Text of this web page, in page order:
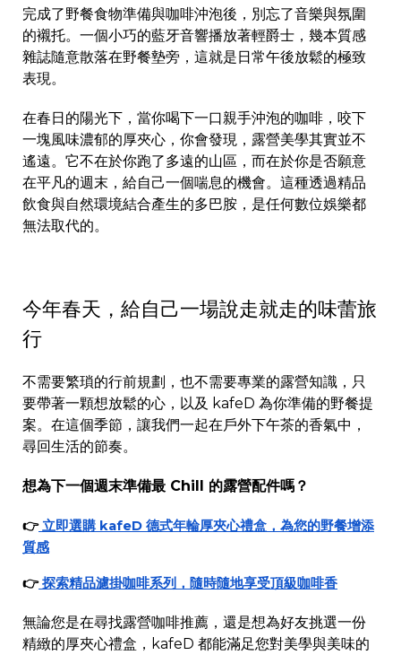
完成了野餐食物準備與咖啡沖泡後，別忘了音樂與氛圍
的襯托。一個小巧的藍牙音響播放著輕爵士，幾本質感
雜誌隨意散落在野餐墊旁，這就是日常午後放鬆的極致
表現。
在春日的陽光下，當你喝下一口親手沖泡的咖啡，咬下
一塊風味濃郁的厚夾心，你會發現，露營美學其實並不
遙遠。它不在於你跑了多遠的山區，而在於你是否願意
在平凡的週末，給自己一個喘息的機會。這種透過精品
飲食與自然環境結合產生的多巴胺，是任何數位娛樂都
無法取代的。
今年春天，給自己一場說走就走的味蕾旅
行
不需要繁瑣的行前規劃，也不需要專業的露營知識，只
要帶著一顆想放鬆的心，以及 kafeD 為你準備的野餐提
案。在這個季節，讓我們一起在戶外下午茶的香氣中，
尋回生活的節奏。
想為下一個週末準備最 Chill 的露營配件嗎？
👉立即選購 kafeD 德式年輪厚夾心禮盒，為您的野餐增添
質感
👉探索精品濾掛咖啡系列，隨時隨地享受頂級咖啡香
無論您是在尋找露營咖啡推薦，還是想為好友挑選一份
精緻的厚夾心禮盒，kafeD 都能滿足您對美學與美味的